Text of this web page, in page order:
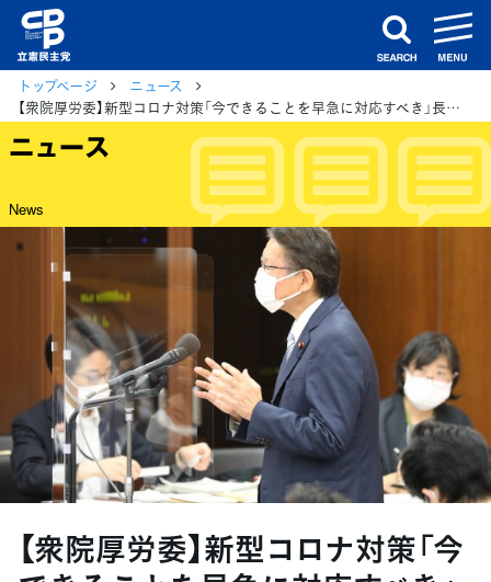
search
トップページ
ニュース
【衆院厚労委】新型コロナ対策「今できることを早急に対応すべき」長妻議員、政府に求める
ニュース
News
【衆院厚労委】新型コロナ対策「今